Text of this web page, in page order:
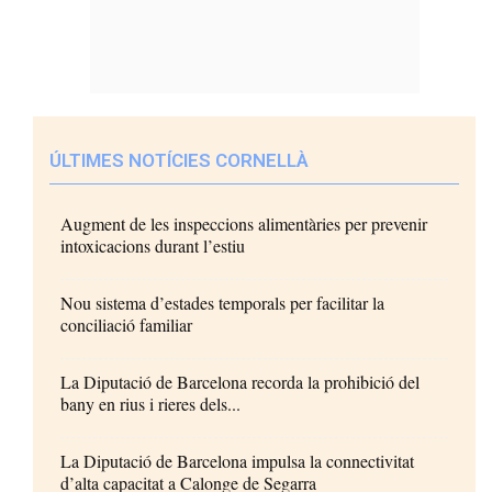
ÚLTIMES NOTÍCIES CORNELLÀ
Augment de les inspeccions alimentàries per prevenir
intoxicacions durant l’estiu
Nou sistema d’estades temporals per facilitar la
conciliació familiar
La Diputació de Barcelona recorda la prohibició del
bany en rius i rieres dels...
La Diputació de Barcelona impulsa la connectivitat
d’alta capacitat a Calonge de Segarra